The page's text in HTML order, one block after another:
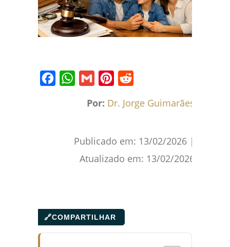
Por: Dr. Jorge Guimarães
Publicado em: 13/02/2026 |
Atualizado em: 13/02/2026
🔗COMPARTILHAR